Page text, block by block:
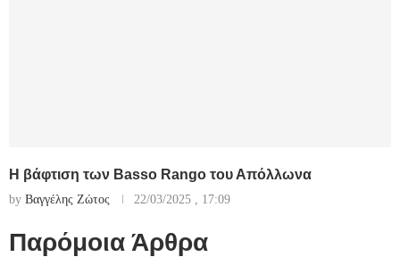
Η βάφτιση των Basso Rango του Απόλλωνα
by Βαγγέλης Ζώτος 22/03/2025 , 17:09
Παρόμοια Άρθρα